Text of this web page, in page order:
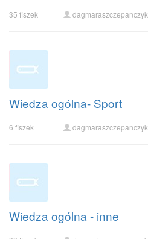
35 fiszek dagmaraszczepanczyk
Wiedza ogólna- Sport
6 fiszek dagmaraszczepanczyk
Wiedza ogólna - inne